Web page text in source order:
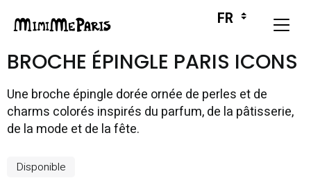
BROCHE ÉPINGLE PARIS ICONS
Une broche épingle dorée ornée de perles et de
charms colorés inspirés du parfum, de la pâtisserie,
de la mode et de la fête.
Disponible